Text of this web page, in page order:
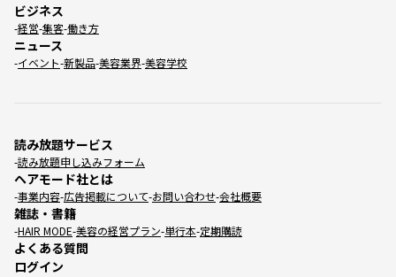
ビジネス
経営 集客 働き方
ニュース
イベント 新製品 美容業界 美容学校
読み放題サービス
読み放題申し込みフォーム
ヘアモード社とは
事業内容 広告掲載について お問い合わせ 会社概要
雑誌・書籍
HAIR MODE 美容の経営プラン 単行本 定期購読
よくある質問
ログイン